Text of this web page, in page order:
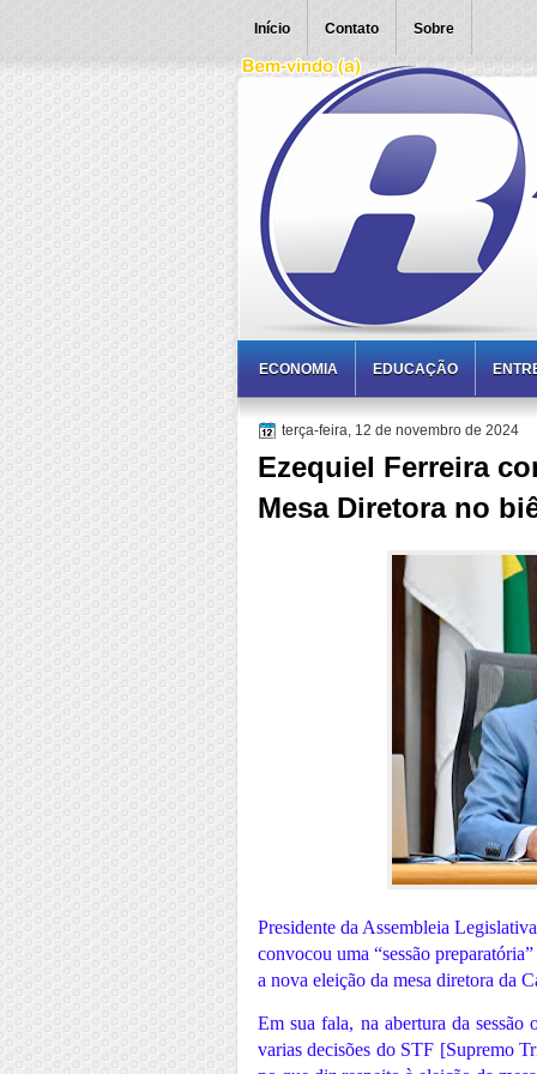
Início Contato Sobre
ECONOMIA EDUCAÇÃO
terça-feira, 12 de novembro de 2024
Ezequiel Ferreira
Mesa Diretora no
Presidente da Assembleia
convocou uma “sessão
a nova eleição da mesa diretora da
Em sua fala, na abertura da
varias decisões do STF [Supremo